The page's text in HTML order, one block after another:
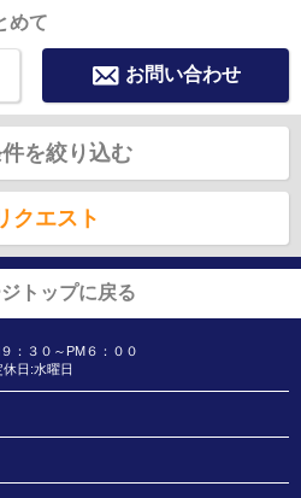
めて
お問い合わせ
を絞り込む
クエスト
トップに戻る
：３０～PM６：００
休日:水曜日